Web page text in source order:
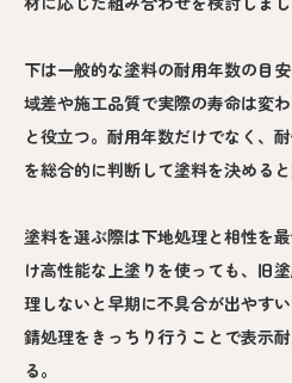
下は一般的な塗料の耐用年数の目
域差や施工品質で実際の寿命は変
と役立つ。耐用年数だけでなく、
を総合的に判断して塗料を決めると
塗料を選ぶ際は下地処理と相性を
け高性能な上塗りを使っても、旧
理しないと早期に不具合が出やす
錆処理をきっちり行うことで表示
る。